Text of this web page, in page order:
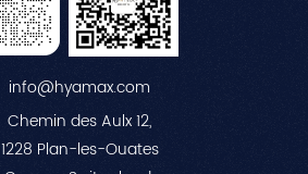
info@hyamax.com
Chemin des Aulx 12,
1228 Plan-les-Ouates